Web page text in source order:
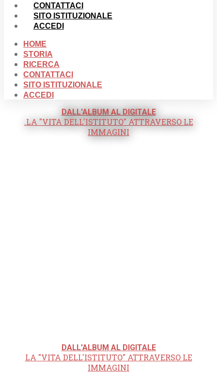
CONTATTACI
SITO ISTITUZIONALE
ACCEDI
HOME
STORIA
RICERCA
CONTATTACI
SITO ISTITUZIONALE
ACCEDI
DALL'ALBUM AL DIGITALE
.LA "VITA DELL'ISTITUTO" ATTRAVERSO LE
IMMAGINI
DALL'ALBUM AL DIGITALE
LA "VITA DELL'ISTITUTO" ATTRAVERSO LE
IMMAGINI